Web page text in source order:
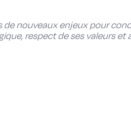
de nouveaux enjeux pour
respect de ses valeurs et